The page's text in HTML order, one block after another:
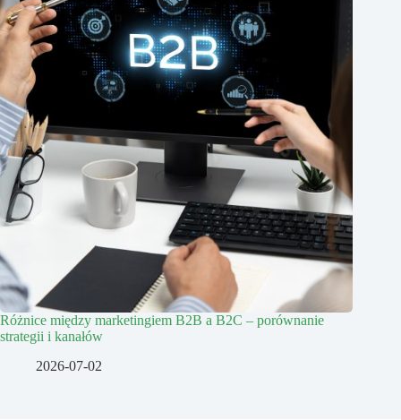
Różnice między marketingiem B2B a B2C – porównanie
strategii i kanałów
2026-07-02